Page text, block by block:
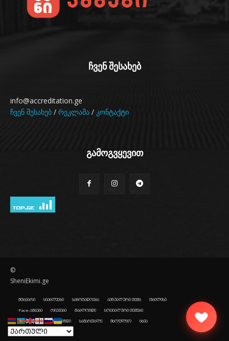
ჩვენ შესახებ
info@accreditation.ge
ჩვენ შესახებ / რეკლამა / კონტაქტი
გამოგვყევით
©
SheniEkimi.ge
მთავარი სიახლეები საზოგადოება აქტუალური თემა თბილისი
Face-ამბები რჩევები ტაბლოიდი სოციალური თემები
ისტორიები შენი ამინდი სამართალი მსოფლიო სხვა
შენი რადიო